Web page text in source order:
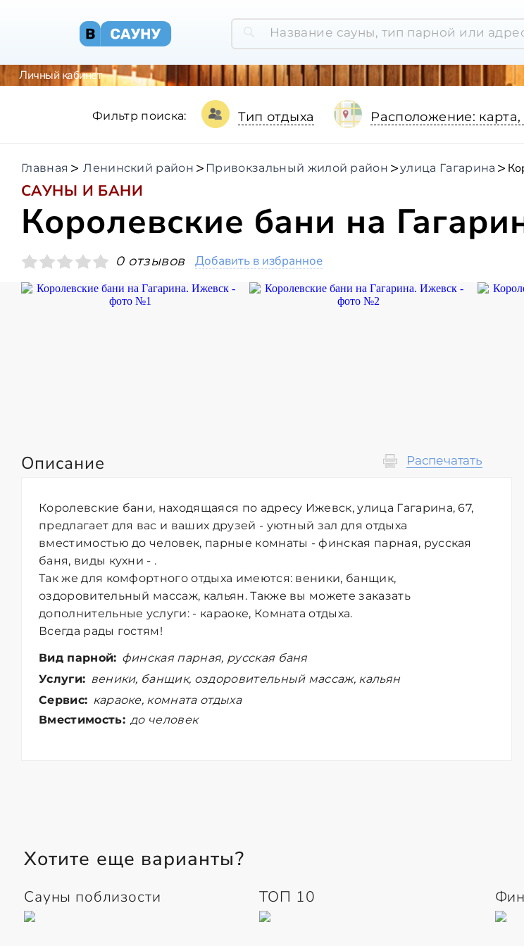
Личный кабинет
Фильтр поиска: Тип отдыха Расположение:
Главная Ленинский район Привокзальный жилой район улица Гагарина
САУНЫ И БАНИ
Королевские бани на
0 отзывов Добавить в избранное
Описание Распечатать
Королевские бани, находящаяся по адресу Ижевск, улица Гагарина, 67,
предлагает для вас и ваших друзей - уютный зал для отдыха
вместимостью до человек, парные комнаты - финская парная, русская
баня, виды кухни - .
Так же для комфортного отдыха имеются: веники, банщик,
оздоровительный массаж, кальян. Также вы можете заказать
дополнительные услуги: - караоке, Комната отдыха.
Всегда рады гостям!
Вид парной: финская парная, русская баня
Услуги: веники, банщик, оздоровительный массаж, кальян
Сервис: караоке, комната отдыха
Вместимость: до человек
Хотите еще варианты?
Сауны поблизости ТОП 10